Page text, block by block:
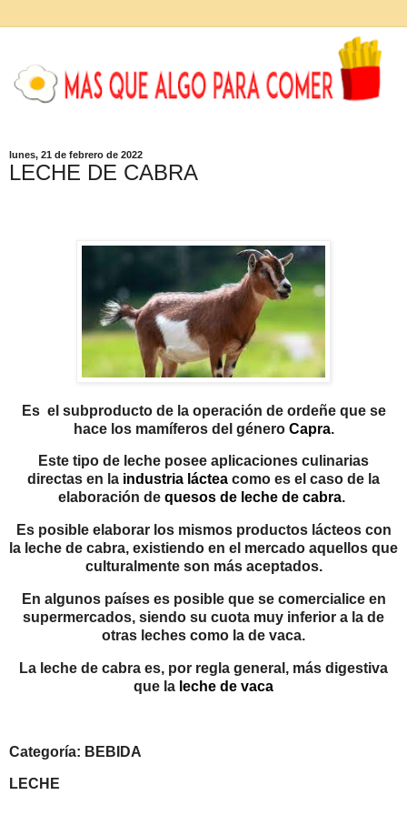
lunes, 21 de febrero de 2022
LECHE DE CABRA
Es el subproducto de la operación de ordeñe que se
hace los mamíferos del género Capra.
Este tipo de leche posee aplicaciones culinarias
directas en la industria láctea como es el caso de la
elaboración de quesos de leche de cabra. ​
Es posible elaborar los mismos productos lácteos con
la leche de cabra, existiendo en el mercado aquellos que
culturalmente son más aceptados.
En algunos países es posible que se comercialice en
supermercados, siendo su cuota muy inferior a la de
otras leches como la de vaca.
La leche de cabra es, por regla general, más digestiva
que la leche de vaca
Categoría: BEBIDA
LECHE